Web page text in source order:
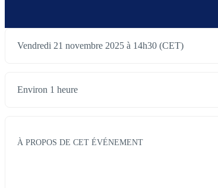
Vendredi 21 novembre 2025 à 14h30 (CET)
Environ 1 heure
À PROPOS DE CET ÉVÉNEMENT